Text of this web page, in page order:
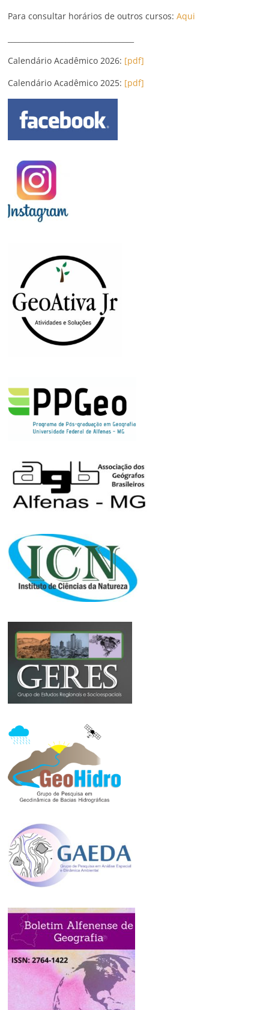
Para consultar horários de outros cursos:Aqui
Calendário Acadêmico 2026: [pdf]
Calendário Acadêmico 2025: [pdf]